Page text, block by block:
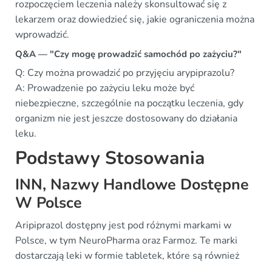
rozpoczęciem leczenia należy skonsultować się z
lekarzem oraz dowiedzieć się, jakie ograniczenia można
wprowadzić.
Q&A — "Czy mogę prowadzić samochód po zażyciu?"
Q: Czy można prowadzić po przyjęciu arypiprazolu?
A: Prowadzenie po zażyciu leku może być
niebezpieczne, szczególnie na początku leczenia, gdy
organizm nie jest jeszcze dostosowany do działania
leku.
Podstawy Stosowania
INN, Nazwy Handlowe Dostępne
W Polsce
Aripiprazol dostępny jest pod różnymi markami w
Polsce, w tym NeuroPharma oraz Farmoz. Te marki
dostarczają leki w formie tabletek, które są również